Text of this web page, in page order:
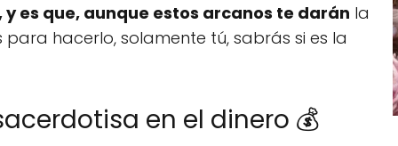
es que, aunque estos arcanos te darán la
hacerlo, solamente tú, sabrás si es la
en el dinero 💰